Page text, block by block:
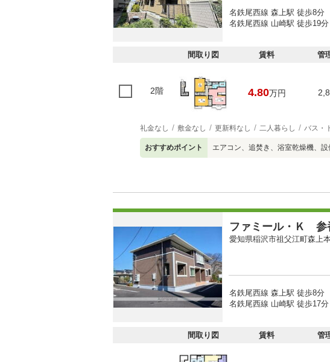
名鉄尾西線 森上駅 徒歩8分
名鉄尾西線 山崎駅 徒歩19分
間取り図 賃料 管
2階 4.80万円
礼金なし 敷金なし 更新料なし 二人暮らし バス・
おすすめポイント エアコン、追焚き、浴室乾燥機、設
ファミール・Ｋ 参
愛知県稲沢市祖父江町森上
名鉄尾西線 森上駅 徒歩8分
名鉄尾西線 山崎駅 徒歩17分
間取り図 賃料 管